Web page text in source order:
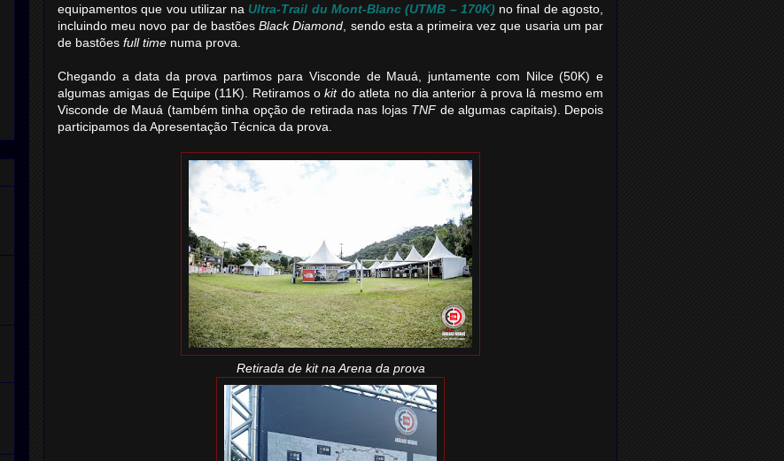
equipamentos que vou utilizar na Ultra-Trail du Mont-Blanc (UTMB – 170K) no final de agosto,
incluindo meu novo par de bastõesBlack Diamond , sendo esta a primeira vez que usaria um par
de bastões full time numa prova.
Chegando a data da prova partimos para Visconde de Mauá, juntamente com Nilce (50K) e
algumas amigas de Equipe (11K). Retiramos okitdo atleta no dia anterior à prova lá mesmo em
Visconde de Mauá (também tinha opção de retirada nas lojas TNFde algumas capitais). Depois
participamos da Apresentação Técnica da prova.
Retirada de kit na Arena da prova